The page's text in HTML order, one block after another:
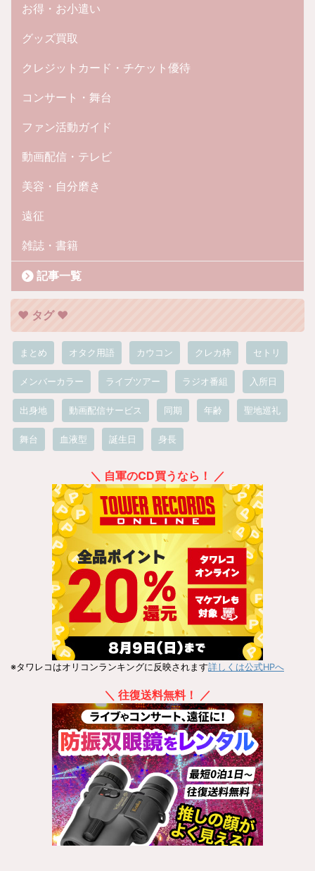
お得・お小遣い
グッズ買取
クレジットカード・チケット優待
コンサート・舞台
ファン活動ガイド
動画配信・テレビ
美容・自分磨き
遠征
雑誌・書籍
記事一覧
❤︎ タグ ❤︎
まとめ オタク用語 カウコン クレカ枠 セトリ
メンバーカラー ライブツアー ラジオ番組 入所日
出身地 動画配信サービス 同期 年齢 聖地巡礼
舞台 血液型 誕生日 身長
＼ 自軍のCD買うなら！ ／
※タワレコはオリコンランキングに反映されます詳しくは公式HPへ
＼ 往復送料無料！ ／